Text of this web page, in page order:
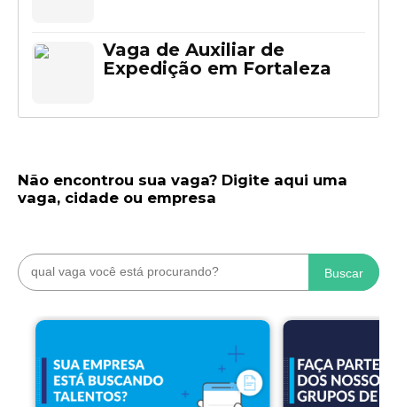
Vaga de Auxiliar de
Expedição em Fortaleza
Não encontrou sua vaga? Digite aqui uma
vaga, cidade ou empresa
Buscar